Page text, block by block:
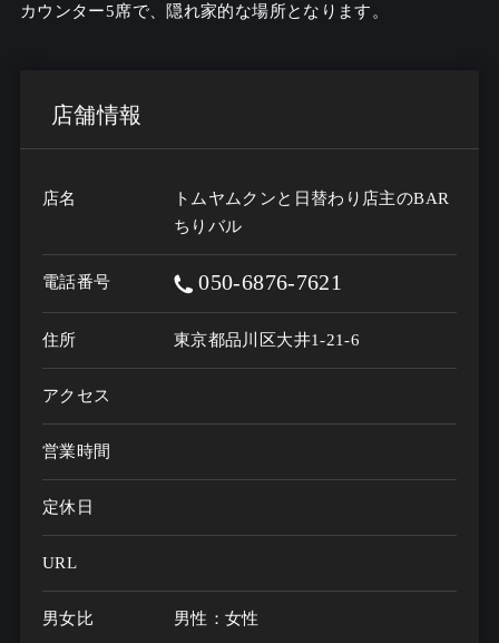
カウンター5席で、隠れ家的な場所となります。
店舗情報
店名
トムヤムクンと日替わり店主のBAR
ちりバル
電話番号 050-6876-7621
住所 東京都品川区大井1-21-6
アクセス
営業時間
定休日
URL
男女比 男性：女性